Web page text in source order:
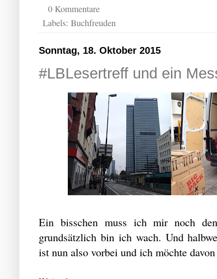
0 Kommentare
Labels: Buchfreuden
Sonntag, 18. Oktober 2015
#LBLesertreff und ein
Ein bisschen muss ich mir noch
grundsätzlich bin ich wach. Und
ist nun also vorbei und ich möchte